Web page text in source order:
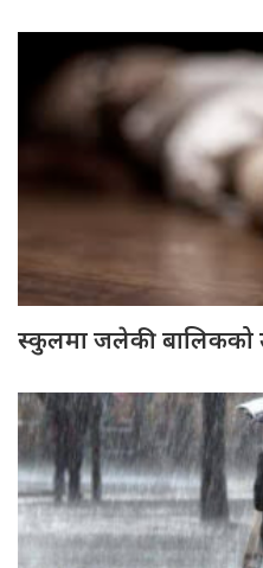
स्कुलमा जलेकी बालिकको